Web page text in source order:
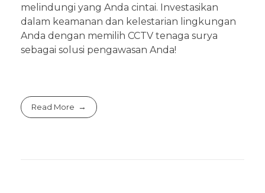
melindungi yang Anda cintai. Investasikan
dalam keamanan dan kelestarian lingkungan
Anda dengan memilih CCTV tenaga surya
sebagai solusi pengawasan Anda!
Read More